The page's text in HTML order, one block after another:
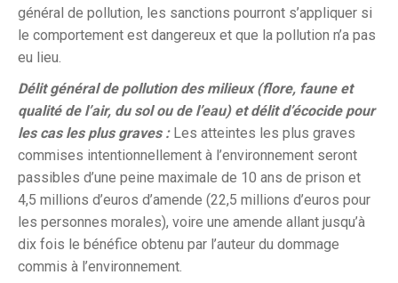
général de pollution, les sanctions pourront s’appliquer si
le comportement est dangereux et que la pollution n’a pas
eu lieu.
Délit général de pollution des milieux (flore, faune et
qualité de l’air, du sol ou de l’eau) et délit d’écocide pour
les cas les plus graves : Les atteintes les plus graves
commises intentionnellement à l’environnement seront
passibles d’une peine maximale de 10 ans de prison et
4,5 millions d’euros d’amende (22,5 millions d’euros pour
les personnes morales), voire une amende allant jusqu’à
dix fois le bénéfice obtenu par l’auteur du dommage
commis à l’environnement.